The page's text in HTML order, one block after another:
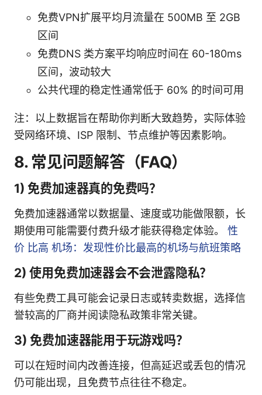
免费VPN扩展平均月流量在 500MB 至 2GB
区间
免费DNS 类方案平均响应时间在 60-180ms
区间，波动较大
公共代理的稳定性通常低于 60% 的时间可用
注：以上数据旨在帮助你判断大致趋势，实际体验
受网络环境、ISP 限制、节点维护等因素影响。
8. 常见问题解答（FAQ）
1) 免费加速器真的免费吗？
免费加速器通常以数据量、速度或功能做限额，长
期使用可能需要付费升级才能获得稳定体验。 性
价 比高 机场：发现性价比最高的机场与航班策略
2) 使用免费加速器会不会泄露隐私？
有些免费工具可能会记录日志或转卖数据，选择信
誉较高的厂商并阅读隐私政策非常关键。
3) 免费加速器能用于玩游戏吗？
可以在短时间内改善连接，但高延迟或丢包的情况
仍可能出现，且免费节点往往不稳定。